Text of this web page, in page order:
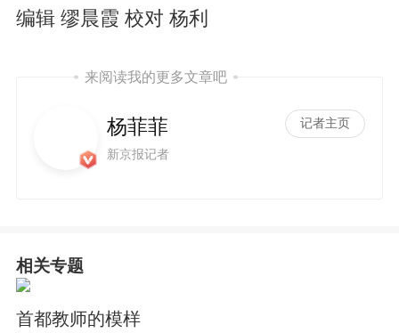
编辑 缪晨霞 校对 杨利
来阅读我的更多文章吧
杨菲菲
新京报记者
记者主页
相关专题
首都教师的模样